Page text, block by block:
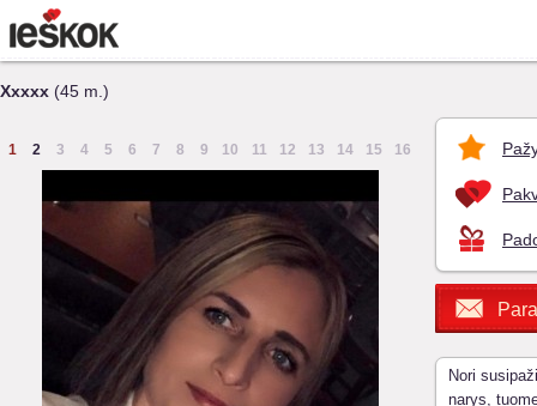
Xxxxx (45 m.)
1 2 3 4 5 6 7 8 9 10 11 12 13 14 15 16
Nori
narys,